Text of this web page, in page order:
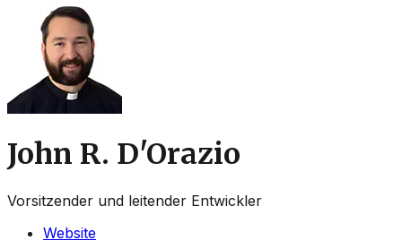
John R. D'Orazio
Vorsitzender und leitender Entwickler
Website